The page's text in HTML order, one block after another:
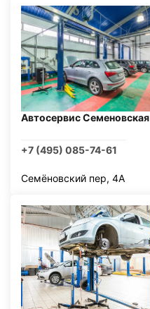
Автосервис Семеновская
+7 (495) 085-74-61
Семёновский пер, 4А